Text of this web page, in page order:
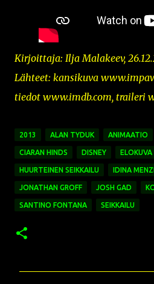
Kirjoittaja: Ilja Malakeev,
Lähteet: kansikuva
tiedot www.imdb.com, traileri
2013 ALAN TYDUK ANIMAATIO
CIARAN HINDS DISNEY ELOKUVA
HUURTEINEN SEIKKAILU IDINA
JONATHAN GROFF JOSH GAD
SANTINO FONTANA SEIKKAILU